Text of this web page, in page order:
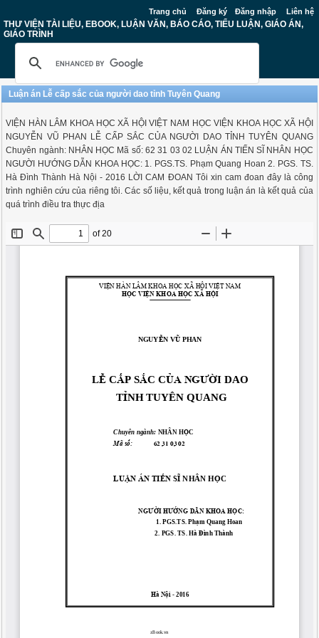
Trang chủ Đăng ký Đăng nhập Liên hệ
THƯ VIỆN TÀI LIỆU, EBOOK, LUẬN VĂN, BÁO CÁO, TIỂU LUẬN, GIÁO ÁN,
GIÁO TRÌNH
Luận án Lễ cấp sắc của người dao tỉnh Tuyên Quang
VIỆN HÀN LÂM KHOA HỌC XÃ HỘI VIỆT NAM HỌC VIỆN KHOA HỌC XÃ HỘI
NGUYỄN VŨ PHAN LỄ CẤP SẮC CỦA NGƯỜI DAO TỈNH TUYÊN QUANG
Chuyên ngành: NHÂN HỌC Mã số: 62 31 03 02 LUẬN ÁN TIẾN SĨ NHÂN HỌC
NGƯỜI HƯỚNG DẪN KHOA HỌC: 1. PGS.TS. Phạm Quang Hoan 2. PGS. TS.
Hà Đình Thành Hà Nội - 2016 LỜI CAM ĐOAN Tôi xin cam đoan đây là công
trình nghiên cứu của riêng tôi. Các số liệu, kết quả trong luận án là kết quả của
quá trình điều tra thực địa